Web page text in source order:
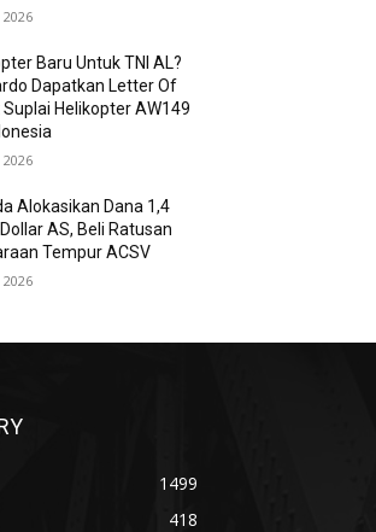
2026
Baru Untuk TNI AL?
Dapatkan Letter Of
Suplai Helikopter AW149
2026
Alokasikan Dana 1,4
AS, Beli Ratusan
Tempur ACSV
2026
1499
418